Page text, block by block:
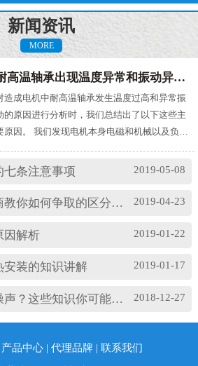
新闻资讯
MORE
耐高温轴承出现温度异常和振动异常的原因有哪些？
造成电机中耐高温轴承发生温度过高和异常振
的原因进行分析时，我们总结出了以下这些主
原因。 我们发现电机本身电磁和机械以及负载
动产生影响。其中造成温度过高的原因主要
；(3)轴承与轴套配合过松；(4)润滑油有杂质；
坏等。 另外，造成耐高温轴承出现异常振...
2019-05-08
七条注意事项
2019-04-23
取的区分高速轴承和低速轴承
2019-01-22
因解析
2019-01-17
装的知识讲解
2018-12-27
这些知识你可能忽略了
产品中心 |代理品牌 |联系我们